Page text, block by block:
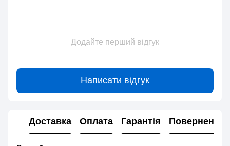
Додайте перший відгук
Написати відгук
Доставка Оплата Гарантія Повернення